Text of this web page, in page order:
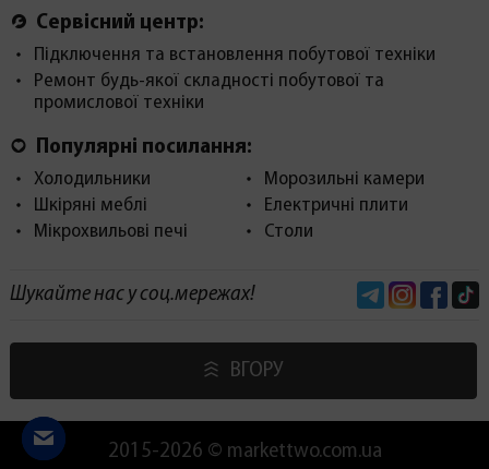
Сервісний центр:
Підключення та встановлення побутової техніки
Ремонт будь-якої складності побутової та
промислової техніки
Популярні посилання:
Холодильники
Шкіряні меблі
Мікрохвильові печі
Морозильні камери
Електричні плити
Столи
Шукайте нас у соц.мережах! TelegramInstagram
ВГОРУ
2015-2026 © markettwo.com.ua